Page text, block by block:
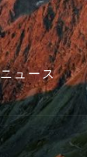
ニュース